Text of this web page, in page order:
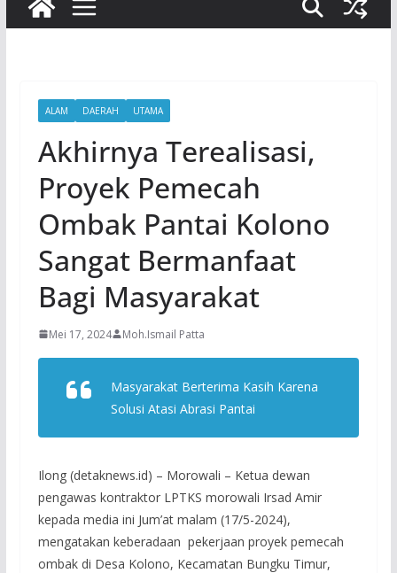
ALAM DAERAH UTAMA
Akhirnya Terealisasi,
Proyek Pemecah
Ombak Pantai Kolono
Sangat Bermanfaat
Bagi Masyarakat
Mei 17, 2024 Moh.Ismail Patta
Masyarakat Berterima Kasih Karena
Solusi Atasi Abrasi Pantai
Ilong (detaknews.id) – Morowali – Ketua dewan
pengawas kontraktor LPTKS morowali Irsad Amir
kepada media ini Jum’at malam (17/5-2024),
mengatakan keberadaan pekerjaan proyek pemecah
ombak di Desa Kolono, Kecamatan Bungku Timur,